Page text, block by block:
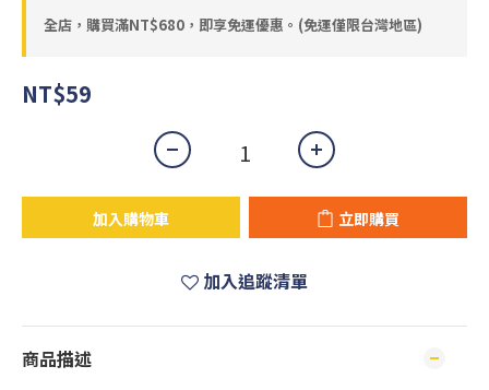
全店，購買滿NT$680，即享免運優惠。(免運僅限台灣地區)
NT$59
加入購物車 立即購買
加入追蹤清單
商品描述